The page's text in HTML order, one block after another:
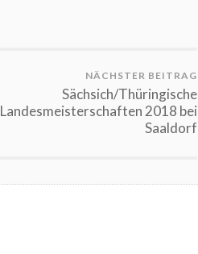
NÄCHSTER BEITRAG
Sächsich/Thüringische
Landesmeisterschaften 2018 bei
Saaldorf